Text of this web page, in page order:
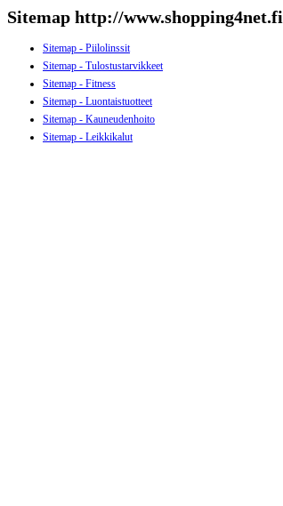
Sitemap http://www.shopping4net.fi
Sitemap - Piilolinssit
Sitemap - Tulostustarvikkeet
Sitemap - Fitness
Sitemap - Luontaistuotteet
Sitemap - Kauneudenhoito
Sitemap - Leikkikalut